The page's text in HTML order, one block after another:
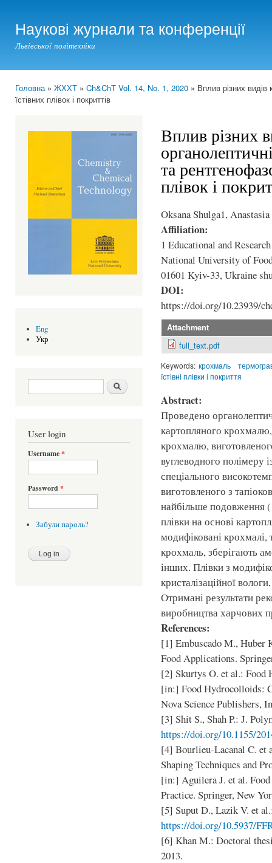
Наукові журнали та конференції
Львівської політехніки
You are here
Головна» ЖХХТ » Ch&ChT Vol. 14, No. 1, 2020 » Вплив різних видів
їстівних плівок і покриттів
Eng
Укр
Search form Шукати
User login
Username*
Password *
Забули пароль?
Вплив різних
та
плівок і
Oksana Shulga1,
Affiliation:
1 Educational and
National University of
01601 Kyiv-33, Ukraine
DOI:
https://doi.org/10.23939/
Attachment
full_text.pdf
Keywords: крохмаль
їстівні плівки і покриття
Abstract:
Проведено
картопляного
крохмалю,
вуглеводного полімеру
спеціального
виготовленого з
найбільше подовження
плівки на основі
модифіковані крохмалі,
крохмаль, зберігають
інших. Плівки з
кристалізаційної
Отримані результати
виробництва харчових
References:
[1] Embuscado M., Huber
Food Applications.
[2] Skurtys O. et al.: Food
[in:] Food Hydrocolloids:
Nova Science Publishers,
[3] Shit S., Shah P.: J.
https://doi.org/10.1155/
[4] Bourlieu-Lacanal C.
Shaping Techniques and
[in:] Aguilera J. et al.
Practice. Springer, New
[5] Suput D., Lazik V. et
https://doi.org/10.5937/
[6] Khan M.: Doctoral
2013.